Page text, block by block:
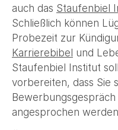
auch das Staufenbiel
Schließlich können
Probezeit zur
Karrierebibel und
Staufenbiel Institut
vorbereiten, dass Sie
angesprochen